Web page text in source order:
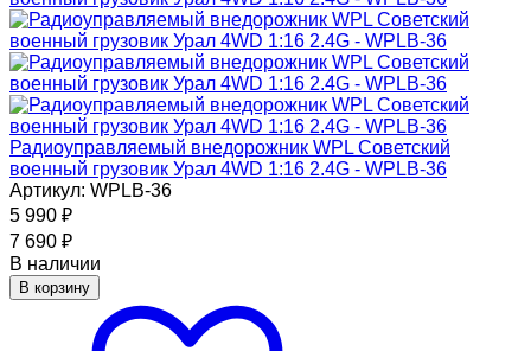
Радиоуправляемый внедорожник WPL Советский
военный грузовик Урал 4WD 1:16 2.4G - WPLB-36
Артикул: WPLB-36
5 990 ₽
7 690 ₽
В наличии
В корзину